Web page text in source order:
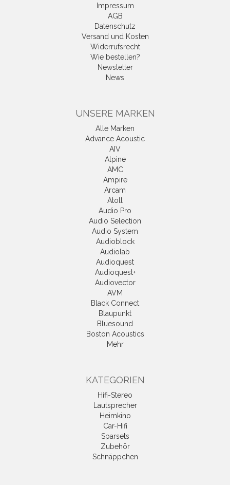
Impressum
AGB
Datenschutz
Versand und Kosten
Widerrufsrecht
Wie bestellen?
Newsletter
News
UNSERE MARKEN
Alle Marken
Advance Acoustic
AIV
Alpine
AMC
Ampire
Arcam
Atoll
Audio Pro
Audio Selection
Audio System
Audioblock
Audiolab
Audioquest
Audioquest+
Audiovector
AVM
Black Connect
Blaupunkt
Bluesound
Boston Acoustics
Mehr
KATEGORIEN
Hifi-Stereo
Lautsprecher
Heimkino
Car-Hifi
Sparsets
Zubehör
Schnäppchen